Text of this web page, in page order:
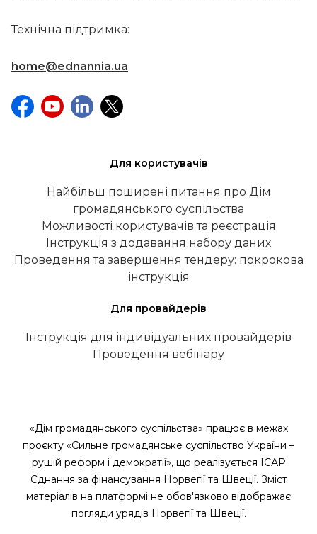
Технічна підтримка:
home@ednannia.ua
Для користувачів
Найбільш поширені питання про Дім
громадянського суспільства
Можливості користувачів та реєстрація
Інструкція з додавання набору даних
Проведення та завершення тендеру: покрокова
інструкція
Для провайдерів
Інструкція для індивідуальних провайдерів
Проведення вебінару
«Дім громадянського суспільства» працює в межах
проєкту «Сильне громадянське суспільство України –
рушій реформ і демократії», що реалізується ІСАР
Єднання за фінансування Норвегії та Швеції. Зміст
матеріалів на платформі не обов'язково відображає
погляди урядів Норвегії та Швеції.